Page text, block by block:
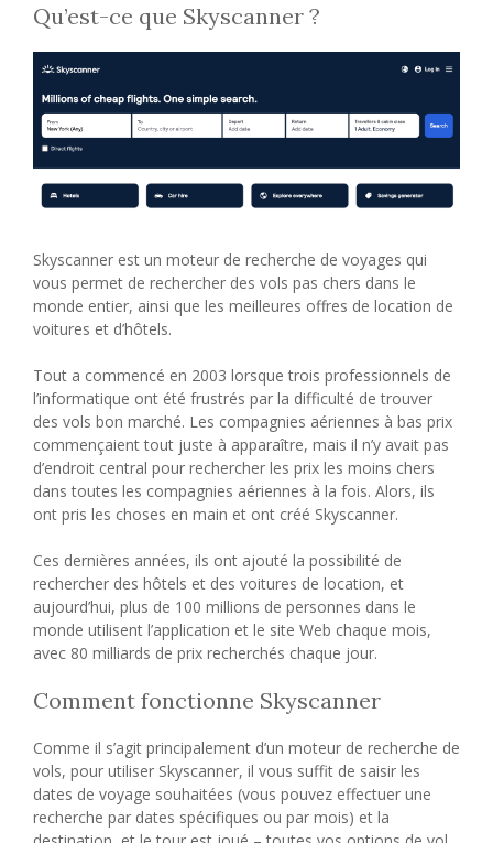
Qu’est-ce que Skyscanner ?
Skyscanner est un moteur de recherche de voyages qui
vous permet de rechercher des vols pas chers dans le
monde entier, ainsi que les meilleures offres de location de
voitures et d’hôtels.
Tout a commencé en 2003 lorsque trois professionnels de
l’informatique ont été frustrés par la difficulté de trouver
des vols bon marché. Les compagnies aériennes à bas prix
commençaient tout juste à apparaître, mais il n’y avait pas
d’endroit central pour rechercher les prix les moins chers
dans toutes les compagnies aériennes à la fois. Alors, ils
ont pris les choses en main et ont créé Skyscanner.
Ces dernières années, ils ont ajouté la possibilité de
rechercher des hôtels et des voitures de location, et
aujourd’hui, plus de 100 millions de personnes dans le
monde utilisent l’application et le site Web chaque mois,
avec 80 milliards de prix recherchés chaque jour.
Comment fonctionne Skyscanner
Comme il s’agit principalement d’un moteur de recherche de
vols, pour utiliser Skyscanner, il vous suffit de saisir les
dates de voyage souhaitées (vous pouvez effectuer une
recherche par dates spécifiques ou par mois) et la